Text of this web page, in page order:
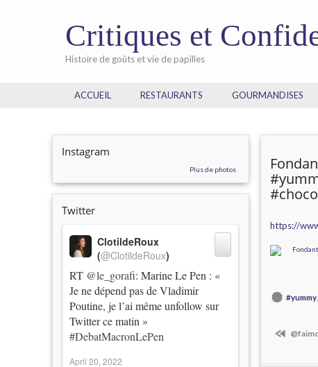
Critiques et
Histoire de goûts et vie de papilles
ACCUEIL RESTAURANTS GOURMANDISES
Instagram
Plus de photos
Twitter
RT @le_gorafi: Marine Le Pen : «
Je ne dépend pas de Vladimir
Poutine, je l’ai même unfollow sur
Twitter ce matin »
#DebatMacronLePen
ClotildeRoux
(@ClotildeRoux)
April 20, 2022
https://
#yummy